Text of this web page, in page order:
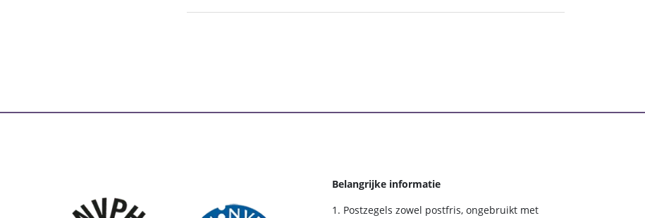
Belangrijke informatie
Postzegels zowel postfris, ongebruikt met